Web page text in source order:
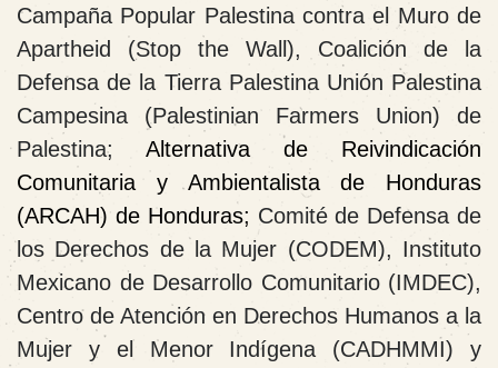
Campaña Popular Palestina contra el Muro de
Apartheid (Stop the Wall), Coalición de la
Defensa de la Tierra Palestina Unión Palestina
Campesina (Palestinian Farmers Union) de
Palestina; Alternativa de Reivindicación
Comunitaria y Ambientalista de Honduras
(ARCAH) de Honduras; Comité de Defensa de
los Derechos de la Mujer (CODEM), Instituto
Mexicano de Desarrollo Comunitario (IMDEC),
Centro de Atención en Derechos Humanos a la
Mujer y el Menor Indígena (CADHMMI) y